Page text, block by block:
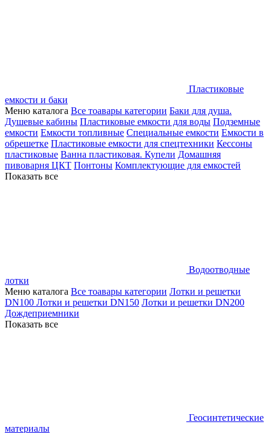
Пластиковые
емкости и баки
Меню каталога Все тоавары категории Баки для душа.
Душевые кабины Пластиковые емкости для воды Подземные
емкости Емкости топливные Специальные емкости Емкости в
обрешетке Пластиковые емкости для спецтехники Кессоны
пластиковые Ванна пластиковая. Купели Домашняя
пивоварня ЦКТ Понтоны Комплектующие для емкостей
Показать все
Водоотводные
лотки
Меню каталога Все тоавары категории Лотки и решетки
DN100 Лотки и решетки DN150 Лотки и решетки DN200
Дождеприемники
Показать все
Геосинтетические
материалы